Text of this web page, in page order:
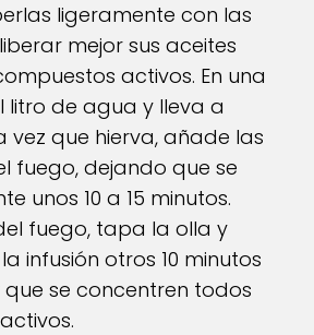
ligeramente con las
mejor sus aceites
activos. En una
litro de agua y lleva a
vez que hierva, añade las
fuego, dejando que se
unos 10 a 15 minutos.
fuego, tapa la olla y
infusión otros 10 minutos
se concentren todos